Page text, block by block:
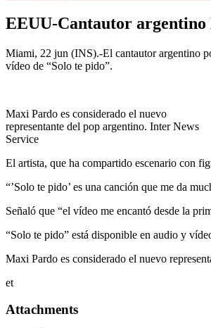
EEUU-Cantautor argentino
Miami, 22 jun (INS).-El cantautor argentino
vídeo de “Solo te pido”.
Maxi Pardo es considerado el nuevo
representante del pop argentino. Inter News
Service
El artista, que ha compartido escenario con
“’Solo te pido’ es una canción que me da
Señaló que “el vídeo me encantó desde la
“Solo te pido” está disponible en audio y
Maxi Pardo es considerado el nuevo
et
Attachments